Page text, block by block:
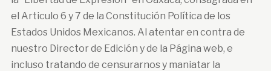
el Articulo 6 y 7 de la Constitución Política de los
Estados Unidos Mexicanos. Al atentar en contra de
nuestro Director de Edición y de la Página web, e
incluso tratando de censurarnos y maniatar la